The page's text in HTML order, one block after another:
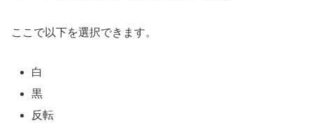
ここで以下を選択できます。
白
黒
反転